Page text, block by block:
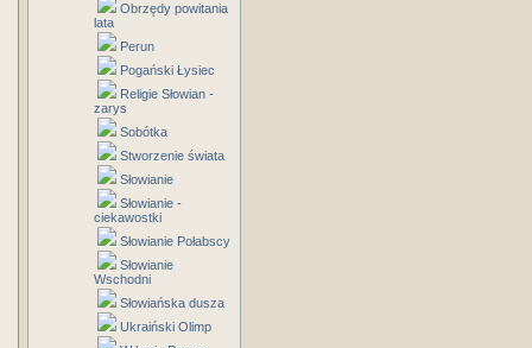
Obrzędy powitania
lata
Perun
Pogański Łysiec
Religie Słowian -
zarys
Sobótka
Stworzenie świata
Słowianie
Słowianie -
ciekawostki
Słowianie Połabscy
Słowianie
Wschodni
Słowiańska dusza
Ukraiński Olimp